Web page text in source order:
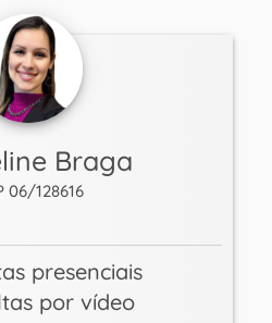
Braga
06/128616
presenciais
por vídeo